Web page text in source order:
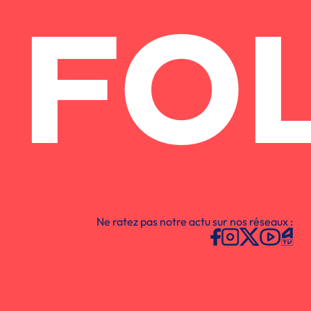
Ne ratez pas notre actu sur nos réseaux :